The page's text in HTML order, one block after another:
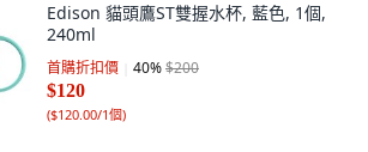
Edison 貓頭鷹ST雙握水杯, 藍色, 1個,
240ml
首購折扣價 40%$200
$120
($120.00/1個)